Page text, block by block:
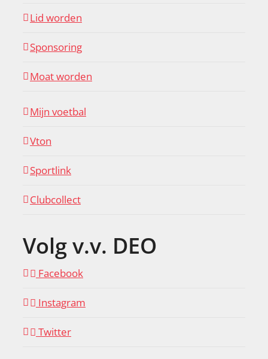
Lid worden
Sponsoring
Moat worden
Mijn voetbal
Vton
Sportlink
Clubcollect
Volg v.v. DEO
Facebook
Instagram
Twitter